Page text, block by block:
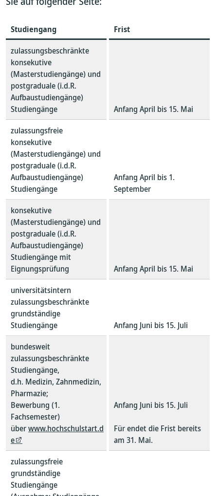
Studiengang
Frist
zulassungsbeschränkte
konsekutive
(Masterstudiengänge) und
postgraduale (i.d.R.
Aufbaustudiengänge)
Studiengänge
Anfang April bis 15. Mai
zulassungsfreie
konsekutive
(Masterstudiengänge) und
postgraduale (i.d.R.
Aufbaustudiengänge)
Studiengänge
Anfang April bis 1.
September
konsekutive
(Masterstudiengänge) und
postgraduale (i.d.R.
Aufbaustudiengänge)
Studiengänge mit
Eignungsprüfung
Anfang April bis 15. Mai
universitätsintern
zulassungsbeschränkte
grundständige
Studiengänge
Anfang Juni bis 15. Juli
bundesweit
zulassungsbeschränkte
Studiengänge,
d.h. Medizin, Zahnmedizin,
Pharmazie;
Bewerbung (1.
Fachsemester)
überwww.hochschulstart.d
e
Anfang Juni bis 15. Juli
Fürendet die Frist bereits
am 31. Mai.
zulassungsfreie
grundständige
Studiengänge